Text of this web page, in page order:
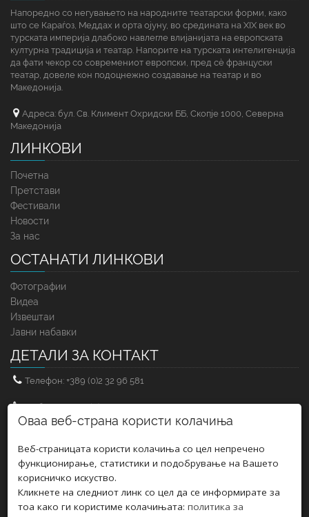
Напоредно со негувањето на народните театарски форми, како
што се Караѓоз, Меддах и орта ојуну, во средината на XIX век во
турската империја длабоко навлегле влијанијата на европската
културна традиција и театар. Напорите на турската интелигенција
да фати чекор со современиот европски, пред сè француски
театар, довеле кон подоцнежно создавање на театар и во
Македонија.
Адреса: бул. Св. Климент Охридски ББ, Скопје 1000, Северна
Македонија
ЛИНКОВИ
Почетна
Претстави
Фестивали
Новости
За нас
ОСТАНАТИ ЛИНКОВИ
Фотографии
Видеа
Извештаи
Јавни набавки
ДЕТАЛИ ЗА КОНТАКТ
Телефон: +389 (0)2 32 96 581
Мобилен: +389 (0)71 25 83 71
Е-мејл: uskupturktiyatrosu@gmail.com
E-пошта: turskiteatar@t.mk
Е-мејл: turskiteatarskopje@gmail.com
Оваа веб-страна користи колачиња
Веб-страницата користи колачиња со цел непречено
функционирање, статистики и подобрување на Вашето
корисничко искуство.
Кликнете на следниот линк со цел да се информирате за
тоа како ги користиме колачињата: политика за